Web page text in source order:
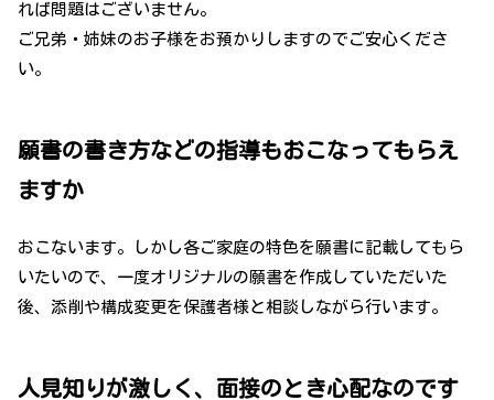
れば問題はございません。
ご兄弟・姉妹のお子様をお預かりしますのでご安心くださ
い。
願書の書き方などの指導もおこなってもらえ
ますか
おこないます。しかし各ご家庭の特色を願書に記載してもら
いたいので、一度オリジナルの願書を作成していただいた
後、添削や構成変更を保護者様と相談しながら行います。
人見知りが激しく、面接のとき心配なのです